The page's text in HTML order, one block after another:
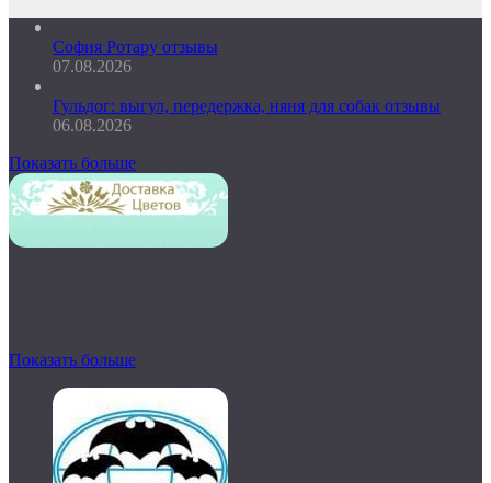
София Ротару отзывы
07.08.2026
Гульдог: выгул, передержка, няня для собак отзывы
06.08.2026
Показать больше
Показать больше